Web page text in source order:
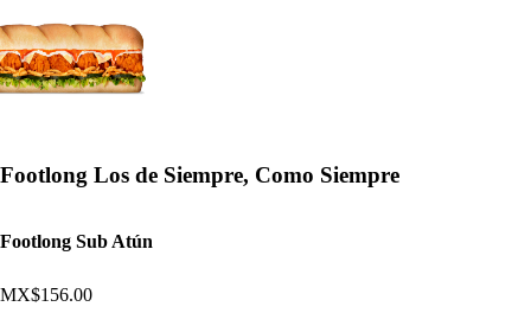
Footlong Los de Siempre, Como Siempre
Footlong Sub Atún
MX$156.00